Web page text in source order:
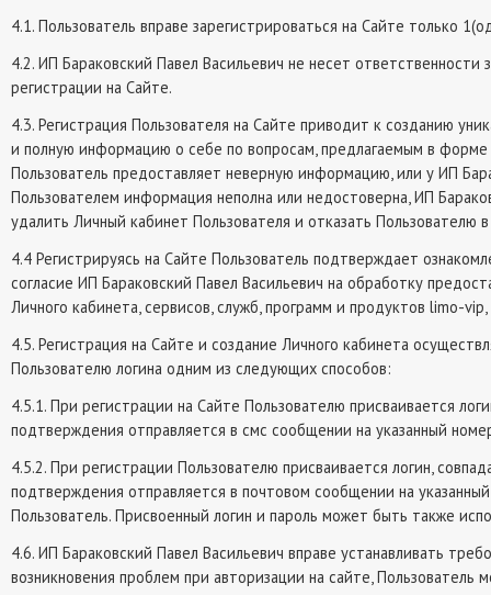
4.1. Пользователь вправе зарегистрироваться на Сайте только
4.2. ИП Бараковский Павел Васильевич не несет
регистрации на Сайте.
4.3. Регистрация Пользователя на Сайте приводит к созданию
и полную информацию о себе по вопросам, предлагаемым в
Пользователь предоставляет неверную информацию, или у ИП
Пользователем информация неполна или недостоверна, ИП
удалить Личный кабинет Пользователя и отказать Пользователю
4.4 Регистрируясь на Сайте Пользователь подтверждает
согласие ИП Бараковский Павел Васильевич на обработку
Личного кабинета, сервисов, служб, программ и продуктов limo-
4.5. Регистрация на Сайте и создание Личного кабинета
Пользователю логина одним из следующих способов:
4.5.1. При регистрации на Сайте Пользователю присваивается
подтверждения отправляется в смс сообщении на указанный
4.5.2. При регистрации Пользователю присваивается логин,
подтверждения отправляется в почтовом сообщении на
Пользователь. Присвоенный логин и пароль может быть также
4.6. ИП Бараковский Павел Васильевич вправе устанавливать
возникновения проблем при авторизации на сайте, Пользователь